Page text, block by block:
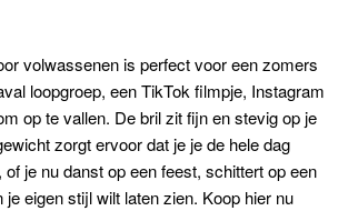
volwassenen is perfect voor een zomers
loopgroep, een TikTok filmpje, Instagram
op te vallen. De bril zit fijn en stevig op je
zorgt ervoor dat je je de hele dag
je nu danst op een feest, schittert op een
je eigen stijl wilt laten zien. Koop hier nu